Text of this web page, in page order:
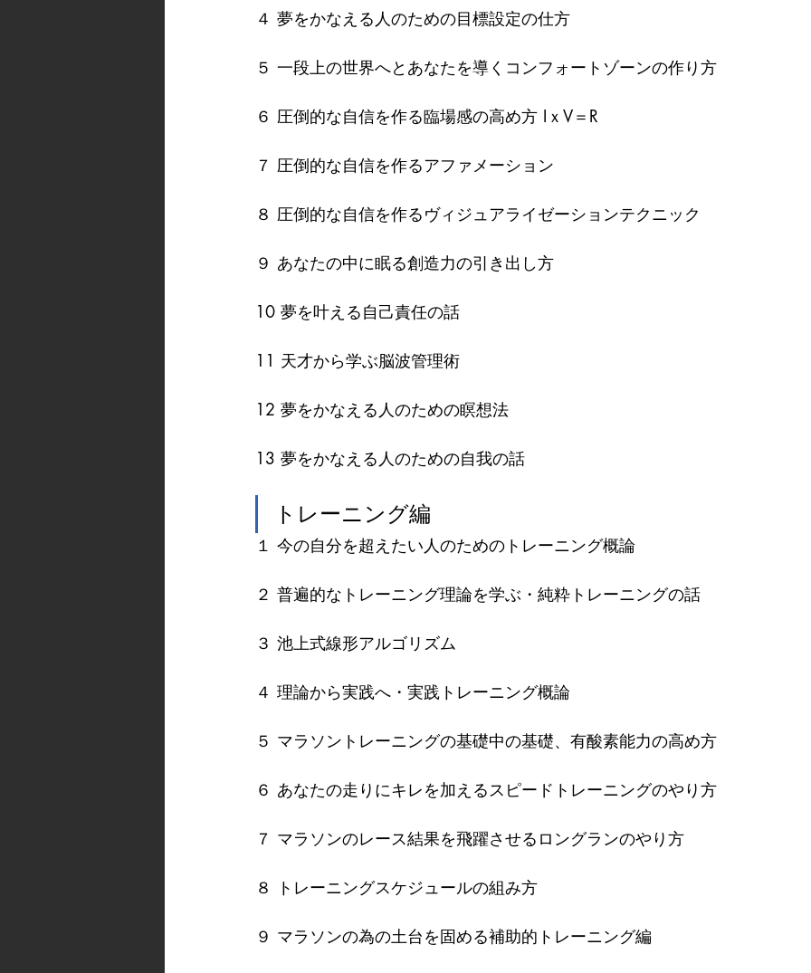
４ 夢をかなえる人のための目標設定の仕方
５ 一段上の世界へとあなたを導くコンフォートゾーンの作り方
６ 圧倒的な自信を作る臨場感の高め方 IｘV＝R
７ 圧倒的な自信を作るアファメーション
８ 圧倒的な自信を作るヴィジュアライゼーションテクニック
９ あなたの中に眠る創造力の引き出し方
10 夢を叶える自己責任の話
11 天才から学ぶ脳波管理術
12 夢をかなえる人のための瞑想法
13 夢をかなえる人のための自我の話
トレーニング編
１ 今の自分を超えたい人のためのトレーニング概論
２ 普遍的なトレーニング理論を学ぶ・純粋トレーニングの話
３ 池上式線形アルゴリズム
４ 理論から実践へ・実践トレーニング概論
５ マラソントレーニングの基礎中の基礎、有酸素能力の高め方
６ あなたの走りにキレを加えるスピードトレーニングのやり方
７ マラソンのレース結果を飛躍させるロングランのやり方
８ トレーニングスケジュールの組み方
９ マラソンの為の土台を固める補助的トレーニング編